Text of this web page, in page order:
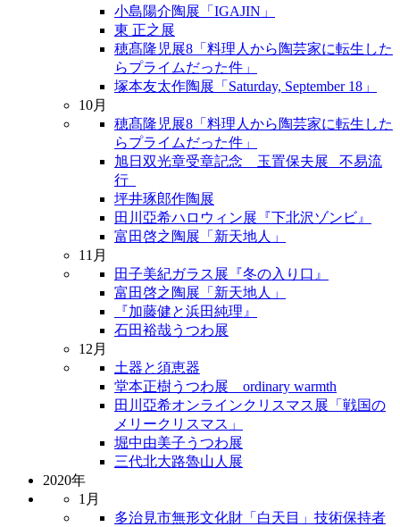
小島陽介陶展「IGAJIN」
東 正之展
穂髙隆児展8「料理人から陶芸家に転生した
らプライムだった件」
塚本友太作陶展「Saturday, September 18」
10月
穂髙隆児展8「料理人から陶芸家に転生した
らプライムだった件」
旭日双光章受章記念 玉置保夫展 _不易流
行_
坪井琢郎作陶展
田川亞希ハロウィン展『下北沢ゾンビ』
富田啓之陶展「新天地人」
11月
田子美紀ガラス展『冬の入り口』
富田啓之陶展「新天地人」
『加藤健と浜田純理』
石田裕哉うつわ展
12月
土器と須恵器
堂本正樹うつわ展 ordinary warmth
田川亞希オンラインクリスマス展「戦国の
メリークリスマス」
堀中由美子うつわ展
三代北大路魯山人展
2020年
1月
多治見市無形文化財「白天目」技術保持者